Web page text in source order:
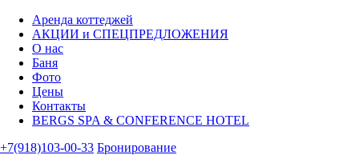
Аренда коттеджей
АКЦИИ и СПЕЦПРЕДЛОЖЕНИЯ
О нас
Баня
Фото
Цены
Контакты
BERGS SPA & CONFERENCE HOTEL
+7(918)103-00-33 Бронирование